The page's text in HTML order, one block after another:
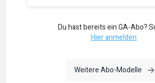
Du hast bereits ein GA-Abo?
Hier anmelden
Weitere Abo-Modelle